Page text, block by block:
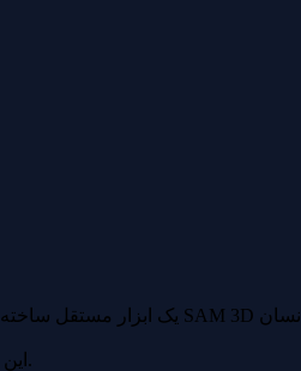
این وب‌سایت با متا وابسته نیست.